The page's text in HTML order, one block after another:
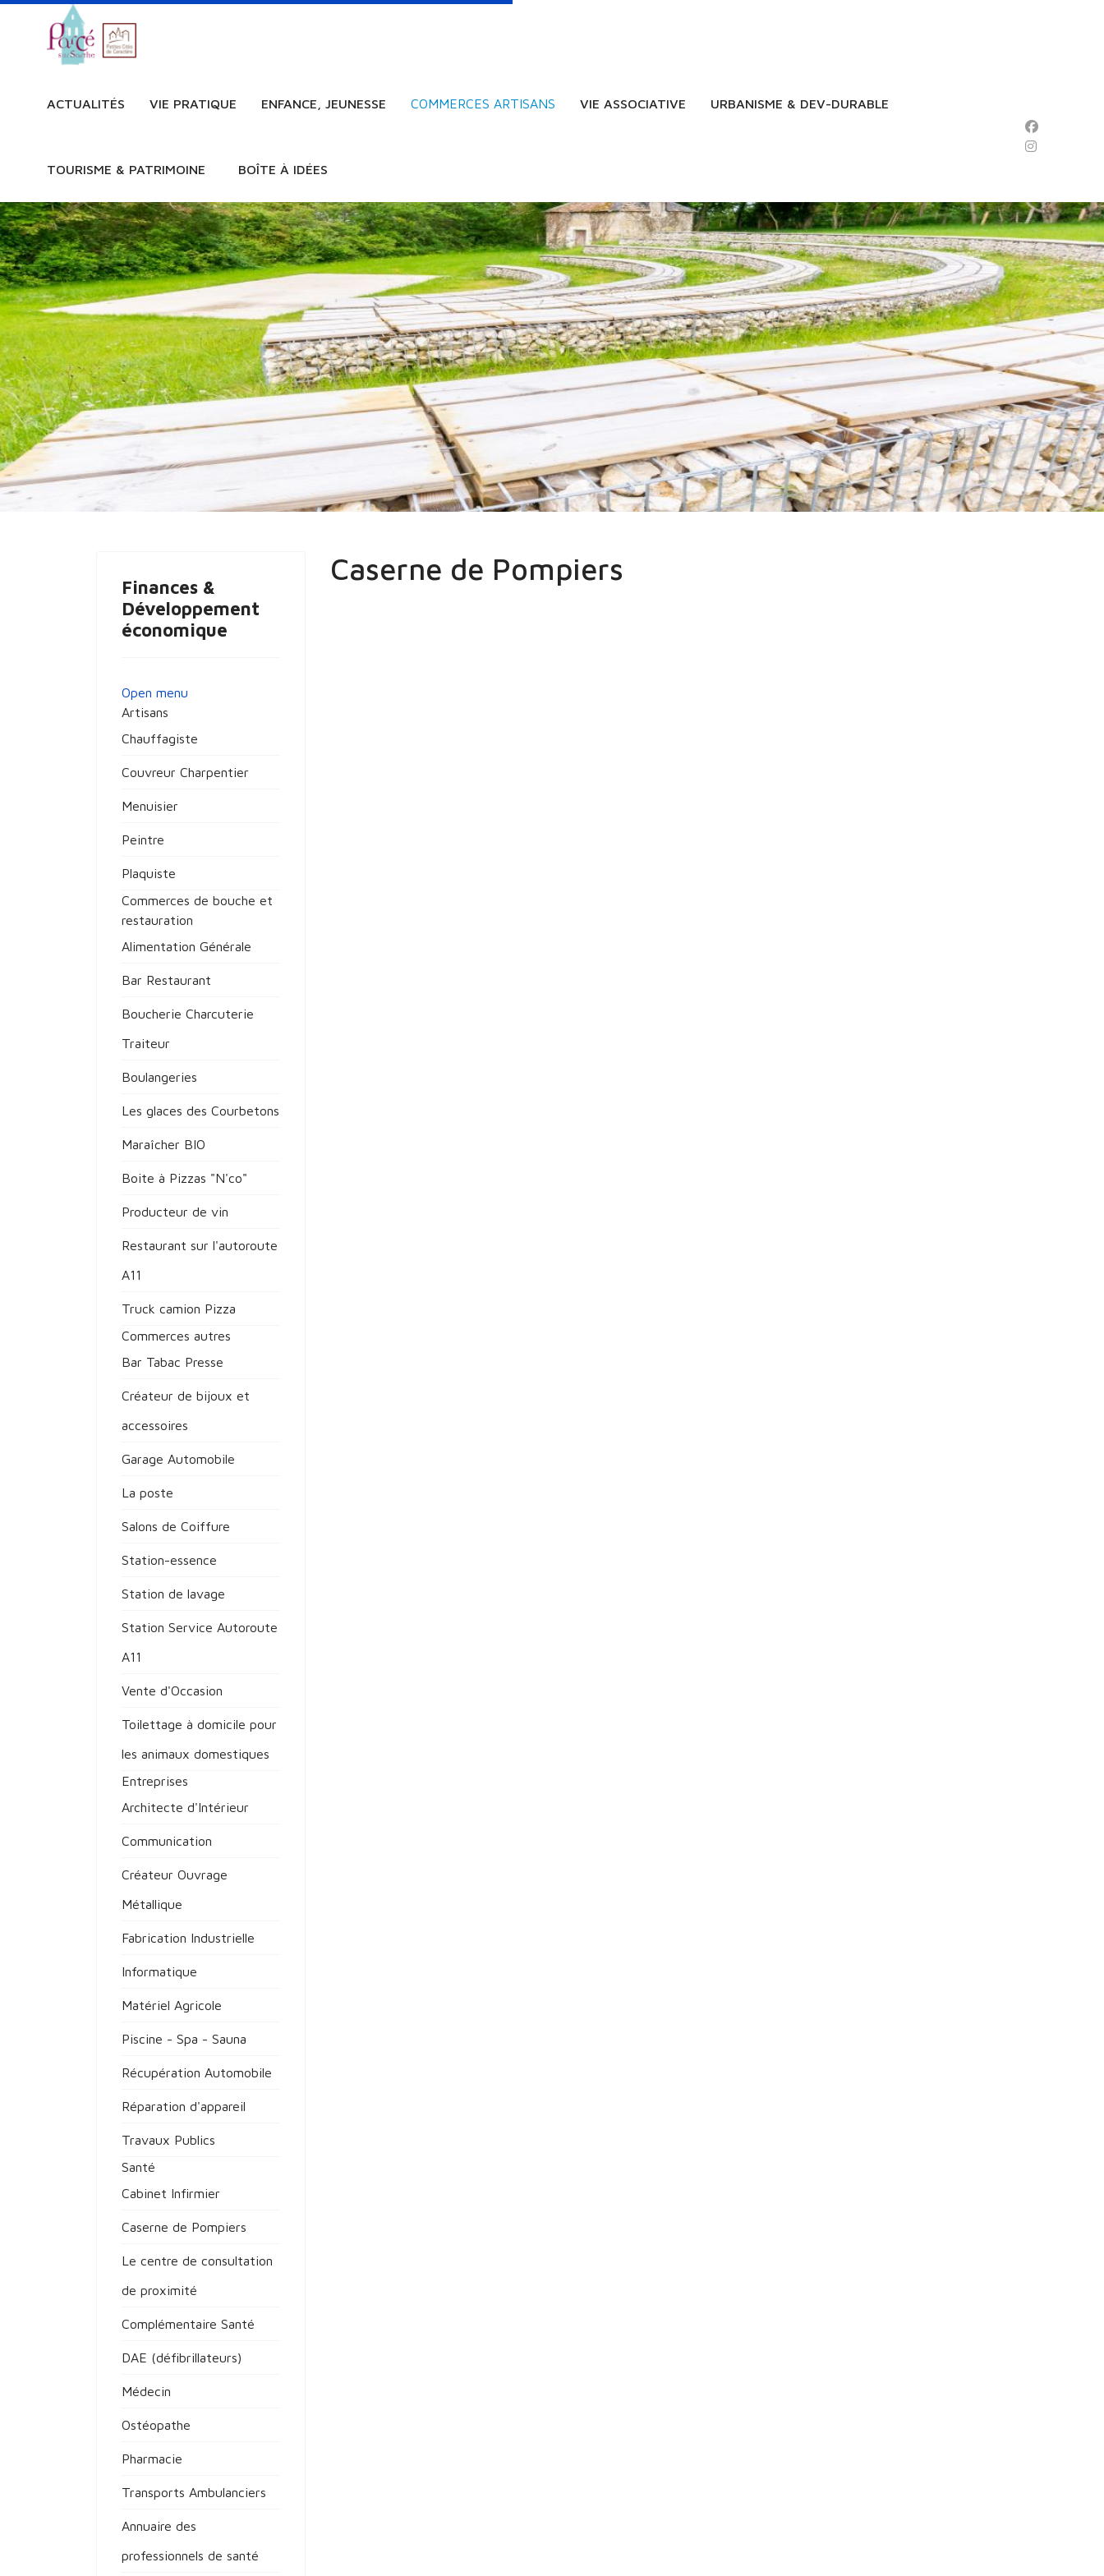
ACTUALITÉS VIE PRATIQUE ENFANCE, JEUNESSE COMMERCES ARTISANS VIE ASSOCIATIVE URBANISME & DEV-DURABLE
TOURISME & PATRIMOINE BOÎTE À IDÉES
Vous êtes ici : COMMERCES ARTISANS Santé Caserne de Pompiers
Finances &
Développement
économique
Open menu
Artisans
Chauffagiste
Couvreur Charpentier
Menuisier
Peintre
Plaquiste
Commerces de bouche et
restauration
Alimentation Générale
Bar Restaurant
Boucherie Charcuterie
Traiteur
Boulangeries
Les glaces des Courbetons
Maraîcher BIO
Boite à Pizzas "N'co"
Producteur de vin
Restaurant sur l'autoroute
A11
Truck camion Pizza
Commerces autres
Bar Tabac Presse
Créateur de bijoux et
accessoires
Garage Automobile
La poste
Salons de Coiffure
Station-essence
Station de lavage
Station Service Autoroute
A11
Vente d'Occasion
Toilettage à domicile pour
les animaux domestiques
Entreprises
Architecte d'Intérieur
Communication
Créateur Ouvrage
Métallique
Fabrication Industrielle
Informatique
Matériel Agricole
Piscine - Spa - Sauna
Récupération Automobile
Réparation d'appareil
Travaux Publics
Santé
Cabinet Infirmier
Caserne de Pompiers
Le centre de consultation
de proximité
Complémentaire Santé
DAE (défibrillateurs)
Médecin
Ostéopathe
Pharmacie
Transports Ambulanciers
Annuaire des
professionnels de santé
Caserne de Pompiers